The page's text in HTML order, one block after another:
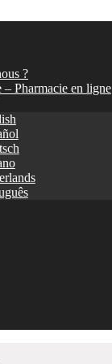
?
– Pharmacie en ligne